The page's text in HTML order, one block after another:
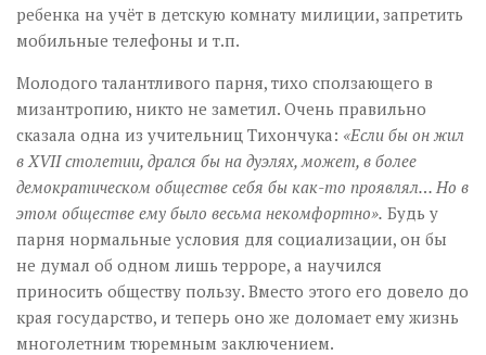
ребенка на учёт в детскую комнату милиции, запретить
мобильные телефоны и т.п.
Молодого талантливого парня, тихо сползающего в
мизантропию, никто не заметил. Очень правильно
сказала одна из учительниц Тихончука: «Если бы он жил
в XVII столетии, дрался бы на дуэлях, может, в более
демократическом обществе себя бы как-то проявлял… Но в
этом обществе ему было весьма некомфортно». Будь у
парня нормальные условия для социализации, он бы
не думал об одном лишь терроре, а научился
приносить обществу пользу. Вместо этого его довело до
края государство, и теперь оно же доломает ему жизнь
многолетним тюремным заключением.